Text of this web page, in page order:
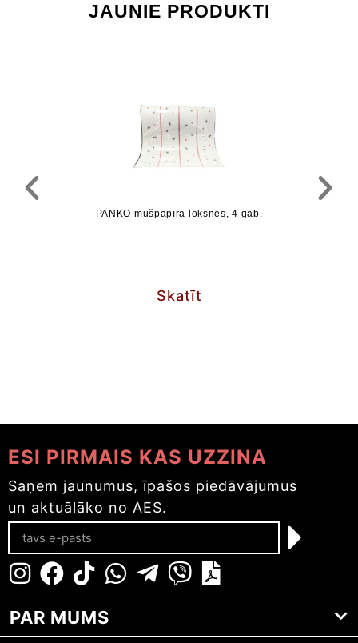
JAUNIE PRODUKTI
PANKO mušpapīra loksnes, 4 gab.
Skatīt
PAR MUMS
ESI PIRMAIS KAS UZZINA
Saņem jaunumus, īpašos piedāvājumus
un aktuālāko no AES.